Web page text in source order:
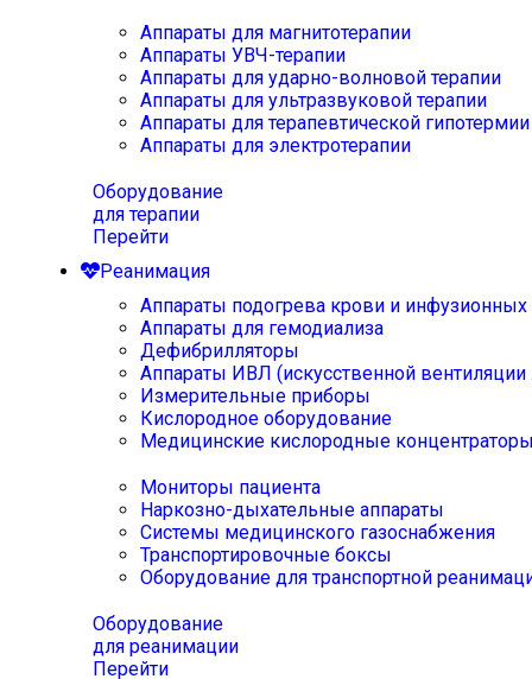
Аппараты для магнитотерапии
Аппараты УВЧ-терапии
Аппараты для ударно-волновой терапии
Аппараты для ультразвуковой терапии
Аппараты для терапевтической
Аппараты для электротерапии
Оборудование
для терапии
Перейти
Реанимация
Аппараты подогрева крови и инфузионных
Аппараты для гемодиализа
Дефибрилляторы
Аппараты ИВЛ (искусственной вентиляции
Измерительные приборы
Кислородное оборудование
Медицинские кислородные
Мониторы пациента
Наркозно-дыхательные аппараты
Системы медицинского газоснабжения
Транспортировочные боксы
Оборудование для транспортной
Оборудование
для реанимации
Перейти